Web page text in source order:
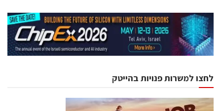
לחצו למשרות פנויות בהייטק